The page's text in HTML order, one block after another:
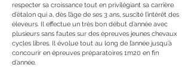
respecter sa croissance tout en privilégiant sa carrière
d’étalon qui a, dès l’âge de ses 3 ans, suscité l’intérêt des
éleveurs. Il effectue un très bon début d’année avec
plusieurs sans fautes sur des épreuves jeunes chevaux
cycles libres. Il évolue tout au long de l’année jusqu’à
concourir en épreuves préparatoires 1m20 en fin
d’année.